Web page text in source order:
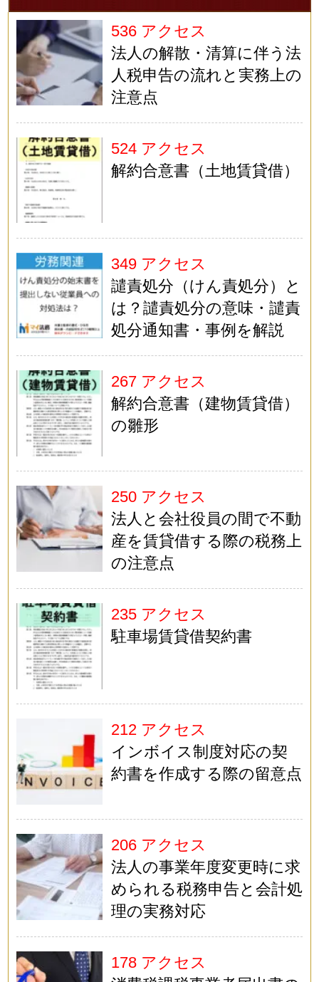
536 アクセス
法人の解散・清算に伴う法
人税申告の流れと実務上の
注意点
524 アクセス
解約合意書（土地賃貸借）
349 アクセス
譴責処分（けん責処分）と
は？譴責処分の意味・譴責
処分通知書・事例を解説
267 アクセス
解約合意書（建物賃貸借）
の雛形
250 アクセス
法人と会社役員の間で不動
産を賃貸借する際の税務上
の注意点
235 アクセス
駐車場賃貸借契約書
212 アクセス
インボイス制度対応の契
約書を作成する際の留意点
206 アクセス
法人の事業年度変更時に求
められる税務申告と会計処
理の実務対応
178 アクセス